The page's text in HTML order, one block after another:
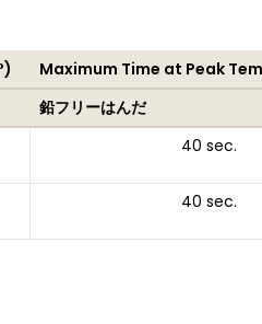
Maximum Time at Peak
鉛フリーはんだ
40 sec.
40 sec.